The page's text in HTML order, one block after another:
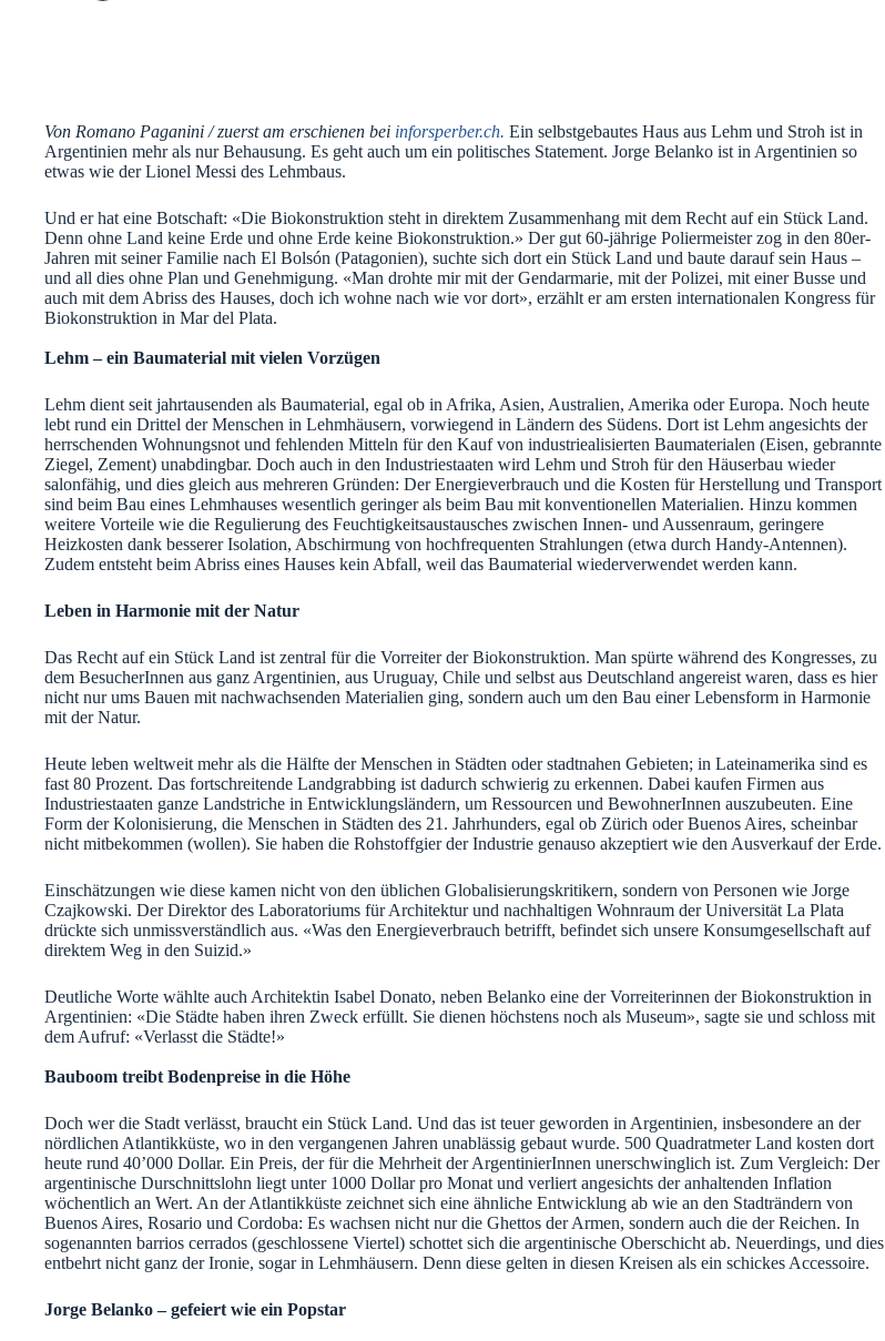
Von Romano Paganini / zuerst am erschienen bei inforsperber.ch. Ein selbstgebautes Haus aus Lehm und Stroh ist in
Argentinien mehr als nur Behausung. Es geht auch um ein politisches Statement. Jorge Belanko ist in Argentinien so
etwas wie der Lionel Messi des Lehmbaus.
Und er hat eine Botschaft: «Die Biokonstruktion steht in direktem Zusammenhang mit dem Recht auf ein Stück Land.
Denn ohne Land keine Erde und ohne Erde keine Biokonstruktion.» Der gut 60-jährige Poliermeister zog in den 80er-
Jahren mit seiner Familie nach El Bolsón (Patagonien), suchte sich dort ein Stück Land und baute darauf sein Haus –
und all dies ohne Plan und Genehmigung. «Man drohte mir mit der Gendarmarie, mit der Polizei, mit einer Busse und
auch mit dem Abriss des Hauses, doch ich wohne nach wie vor dort», erzählt er am ersten internationalen Kongress für
Biokonstruktion in Mar del Plata.
Lehm – ein Baumaterial mit vielen Vorzügen
Lehm dient seit jahrtausenden als Baumaterial, egal ob in Afrika, Asien, Australien, Amerika oder Europa. Noch heute
lebt rund ein Drittel der Menschen in Lehmhäusern, vorwiegend in Ländern des Südens. Dort ist Lehm angesichts der
herrschenden Wohnungsnot und fehlenden Mitteln für den Kauf von industriealisierten Baumaterialen (Eisen, gebrannte
Ziegel, Zement) unabdingbar. Doch auch in den Industriestaaten wird Lehm und Stroh für den Häuserbau wieder
salonfähig, und dies gleich aus mehreren Gründen: Der Energieverbrauch und die Kosten für Herstellung und Transport
sind beim Bau eines Lehmhauses wesentlich geringer als beim Bau mit konventionellen Materialien. Hinzu kommen
weitere Vorteile wie die Regulierung des Feuchtigkeitsaustausches zwischen Innen- und Aussenraum, geringere
Heizkosten dank besserer Isolation, Abschirmung von hochfrequenten Strahlungen (etwa durch Handy-Antennen).
Zudem entsteht beim Abriss eines Hauses kein Abfall, weil das Baumaterial wiederverwendet werden kann.
Leben in Harmonie mit der Natur
Das Recht auf ein Stück Land ist zentral für die Vorreiter der Biokonstruktion. Man spürte während des Kongresses, zu
dem BesucherInnen aus ganz Argentinien, aus Uruguay, Chile und selbst aus Deutschland angereist waren, dass es hier
nicht nur ums Bauen mit nachwachsenden Materialien ging, sondern auch um den Bau einer Lebensform in Harmonie
mit der Natur.
Heute leben weltweit mehr als die Hälfte der Menschen in Städten oder stadtnahen Gebieten; in Lateinamerika sind es
fast 80 Prozent. Das fortschreitende Landgrabbing ist dadurch schwierig zu erkennen. Dabei kaufen Firmen aus
Industriestaaten ganze Landstriche in Entwicklungsländern, um Ressourcen und BewohnerInnen auszubeuten. Eine
Form der Kolonisierung, die Menschen in Städten des 21. Jahrhunders, egal ob Zürich oder Buenos Aires, scheinbar
nicht mitbekommen (wollen). Sie haben die Rohstoffgier der Industrie genauso akzeptiert wie den Ausverkauf der Erde.
Einschätzungen wie diese kamen nicht von den üblichen Globalisierungskritikern, sondern von Personen wie Jorge
Czajkowski. Der Direktor des Laboratoriums für Architektur und nachhaltigen Wohnraum der Universität La Plata
drückte sich unmissverständlich aus. «Was den Energieverbrauch betrifft, befindet sich unsere Konsumgesellschaft auf
direktem Weg in den Suizid.»
Deutliche Worte wählte auch Architektin Isabel Donato, neben Belanko eine der Vorreiterinnen der Biokonstruktion in
Argentinien: «Die Städte haben ihren Zweck erfüllt. Sie dienen höchstens noch als Museum», sagte sie und schloss mit
dem Aufruf: «Verlasst die Städte!»
Bauboom treibt Bodenpreise in die Höhe
Doch wer die Stadt verlässt, braucht ein Stück Land. Und das ist teuer geworden in Argentinien, insbesondere an der
nördlichen Atlantikküste, wo in den vergangenen Jahren unablässig gebaut wurde. 500 Quadratmeter Land kosten dort
heute rund 40’000 Dollar. Ein Preis, der für die Mehrheit der ArgentinierInnen unerschwinglich ist. Zum Vergleich: Der
argentinische Durschnittslohn liegt unter 1000 Dollar pro Monat und verliert angesichts der anhaltenden Inflation
wöchentlich an Wert. An der Atlantikküste zeichnet sich eine ähnliche Entwicklung ab wie an den Stadträndern von
Buenos Aires, Rosario und Cordoba: Es wachsen nicht nur die Ghettos der Armen, sondern auch die der Reichen. In
sogenannten barrios cerrados (geschlossene Viertel) schottet sich die argentinische Oberschicht ab. Neuerdings, und dies
entbehrt nicht ganz der Ironie, sogar in Lehmhäusern. Denn diese gelten in diesen Kreisen als ein schickes Accessoire.
Jorge Belanko – gefeiert wie ein Popstar